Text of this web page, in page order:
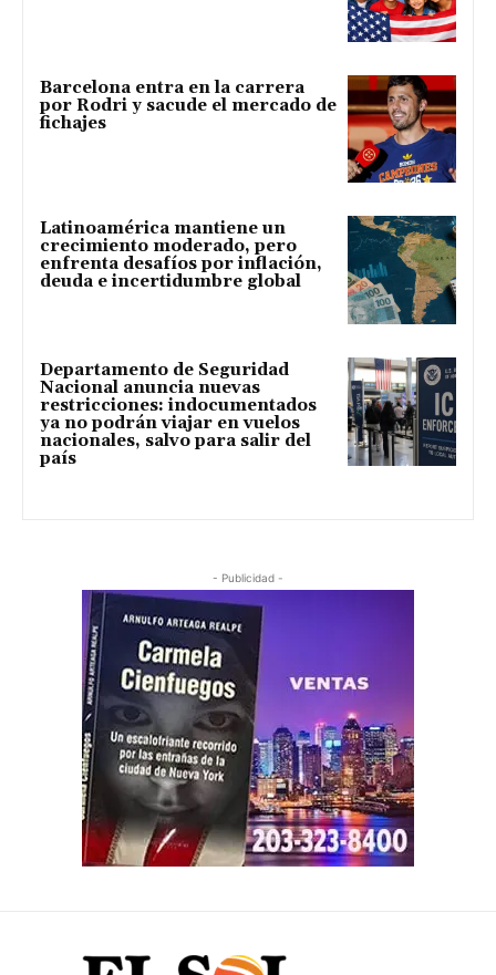
Barcelona entra en la carrera
por Rodri y sacude el mercado de
fichajes
Latinoamérica mantiene un
crecimiento moderado, pero
enfrenta desafíos por inflación,
deuda e incertidumbre global
Departamento de Seguridad
Nacional anuncia nuevas
restricciones: indocumentados
ya no podrán viajar en vuelos
nacionales, salvo para salir del
país
- Publicidad -